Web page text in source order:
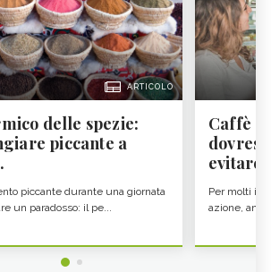
ARTICOLO
delle spezie:
piccante a
piccante durante una giornata
un paradosso: il pe...
Caffè
evitare
Per molti il
azione,